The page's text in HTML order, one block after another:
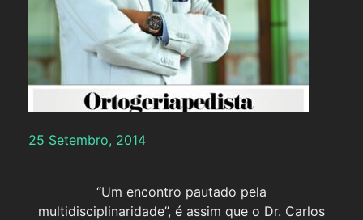
25 Setembro, 2014
“Um encontro pautado pela
multidisciplinaridade”, é assim que o Dr. Carlos